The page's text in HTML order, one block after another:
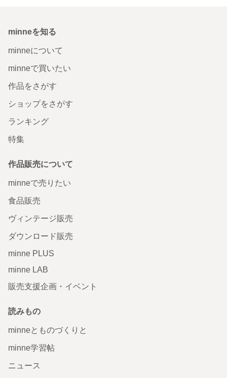
minneを知る
minneについて
minneで買いたい
作品をさがす
ショップをさがす
ランキング
特集
作品販売について
minneで売りたい
食品販売
ヴィンテージ販売
ダウンロード販売
minne PLUS
minne LAB
販売支援企画・イベント
読みもの
minneとものづくりと
minne学習帖
ニュース